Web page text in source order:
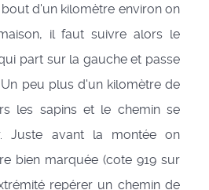
d'un kilomètre environ on
il faut suivre alors le
part sur la gauche et passe
peu plus d'un kilomètre de
les sapins et le chemin se
Juste avant la montée on
bien marquée (cote 919 sur
repérer un chemin de